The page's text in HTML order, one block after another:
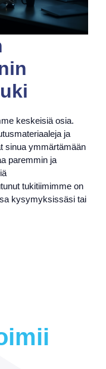
keskeisiä osia.
ja
sinua ymmärtämään
paremmin ja
tukitiimimme on
kysymyksissäsi tai